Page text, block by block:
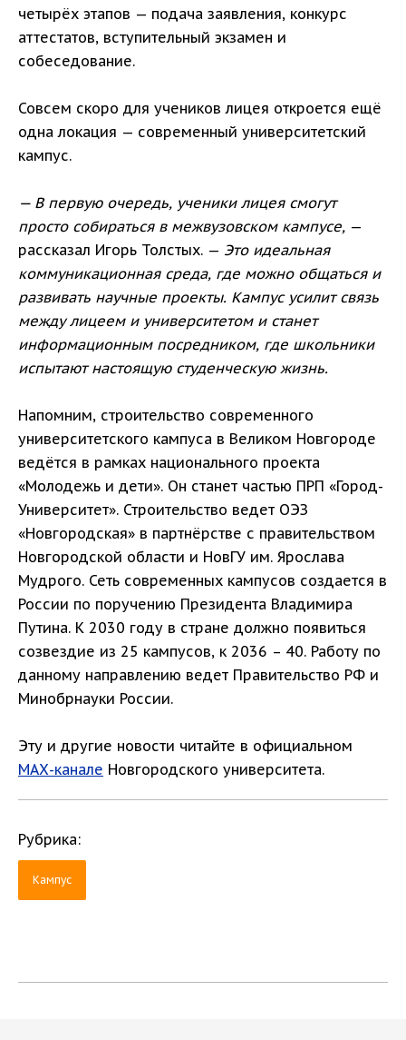
четырёх этапов — подача заявления, конкурс
аттестатов, вступительный экзамен и
собеседование.
Совсем скоро для учеников лицея откроется ещё
одна локация — современный университетский
кампус.
— В первую очередь, ученики лицея смогут
просто собираться в межвузовском кампусе, —
рассказал Игорь Толстых. — Это идеальная
коммуникационная среда, где можно общаться и
развивать научные проекты. Кампус усилит связь
между лицеем и университетом и станет
информационным посредником, где школьники
испытают настоящую студенческую жизнь.
Напомним, строительство современного
университетского кампуса в Великом Новгороде
ведётся в рамках национального проекта
«Молодежь и дети». Он станет частью ПРП «Город-
Университет». Строительство ведет ОЭЗ
«Новгородская» в партнёрстве с правительством
Новгородской области и НовГУ им. Ярослава
Мудрого. Сеть современных кампусов создается в
России по поручению Президента Владимира
Путина. К 2030 году в стране должно появиться
созвездие из 25 кампусов, к 2036 – 40. Работу по
данному направлению ведет Правительство РФ и
Минобрнауки России.
Эту и другие новости читайте в официальном
МАХ-канале Новгородского университета.
Рубрика:
Кампус